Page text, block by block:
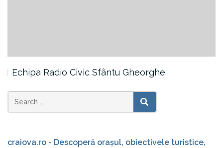
Echipa Radio Civic Sfântu Gheorghe
Search
for:
SEARCH
craiova.ro - Descoperă orașul, obiectivele turistice,